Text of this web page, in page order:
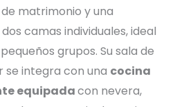
matrimonio y una
camas individuales, ideal
grupos. Su sala de
integra con una cocina
equipadacon nevera,